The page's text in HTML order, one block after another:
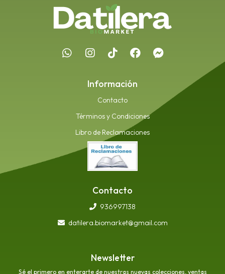
Información
Contacto
Términos y Condiciones
Libro de Reclamaciones
Contacto
936997138
datilera.biomarket@gmail.com
Newsletter
Sé el primero en enterarte de nuestras nuevas colecciones, ventas